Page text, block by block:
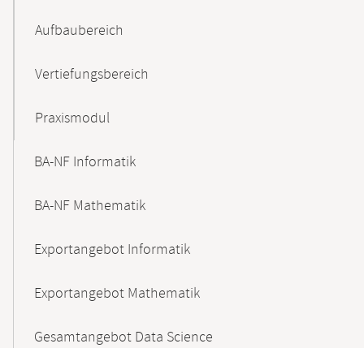
Aufbaubereich
Vertiefungsbereich
Praxismodul
BA-NF Informatik
BA-NF Mathematik
Exportangebot Informatik
Exportangebot Mathematik
Gesamtangebot Data Science